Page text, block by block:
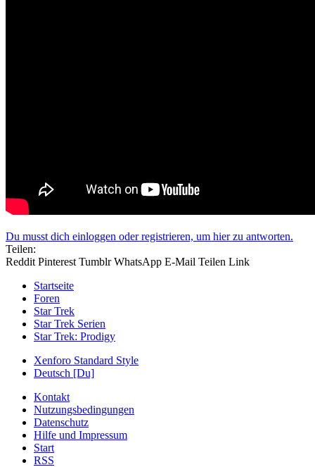
Du musst dich einloggen oder registrieren, um hier zu antworten.
Teilen:
Reddit Pinterest Tumblr WhatsApp E-Mail Teilen Link
Startseite
Foren
Star Trek
Star Trek Serien
Star Trek: Prodigy
Xenforo Standard Style
Deutsch [Du]
Kontakt
Nutzungsbedingungen
Datenschutz
Hilfe und Impressum
Start
RSS